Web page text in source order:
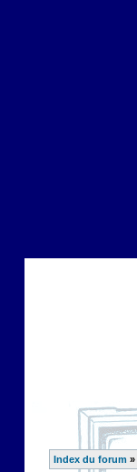
Index du forum »